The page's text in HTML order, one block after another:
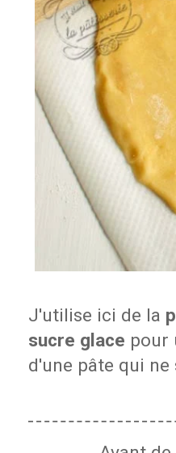
J'utilise ici de la
sucre glace pour
d'une pâte qui